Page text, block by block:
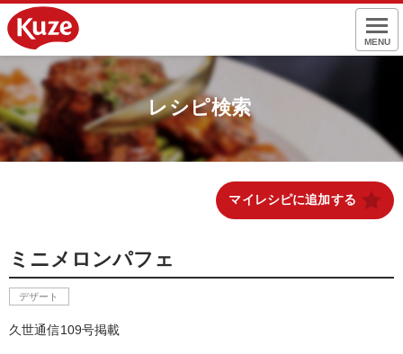
MENU
レシピ検索
マイレシピに追加する
ミニメロンパフェ
デザート
久世通信109号掲載